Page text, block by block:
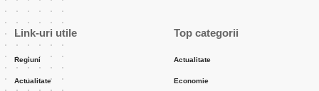
Link-uri utile
Regiuni
Actualitate
Top categorii
Actualitate
Economie